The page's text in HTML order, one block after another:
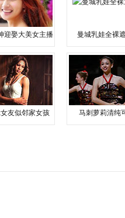
迎娶大美女主播 曼城乳娃全裸
友似邻家女孩 马刺萝莉清纯